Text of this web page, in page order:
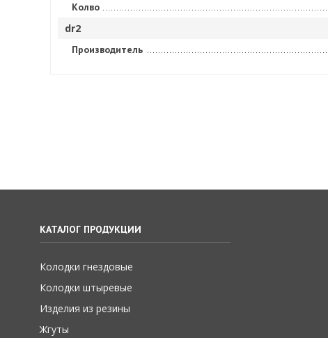
Колво
dr2
Производитель
КАТАЛОГ ПРОДУКЦИИ
Колодки гнездовые
Колодки штыревые
Изделия из резины
Жгуты